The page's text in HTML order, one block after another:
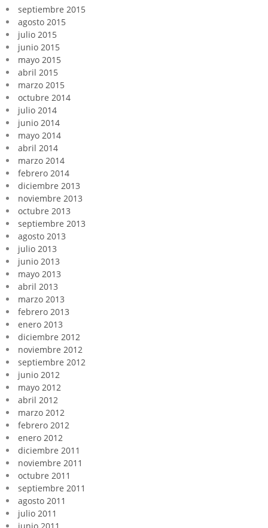
septiembre 2015
agosto 2015
julio 2015
junio 2015
mayo 2015
abril 2015
marzo 2015
octubre 2014
julio 2014
junio 2014
mayo 2014
abril 2014
marzo 2014
febrero 2014
diciembre 2013
noviembre 2013
octubre 2013
septiembre 2013
agosto 2013
julio 2013
junio 2013
mayo 2013
abril 2013
marzo 2013
febrero 2013
enero 2013
diciembre 2012
noviembre 2012
septiembre 2012
junio 2012
mayo 2012
abril 2012
marzo 2012
febrero 2012
enero 2012
diciembre 2011
noviembre 2011
octubre 2011
septiembre 2011
agosto 2011
julio 2011